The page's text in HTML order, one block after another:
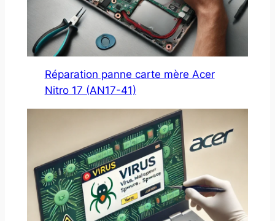
Réparation panne carte mère Acer
Nitro 17 (AN17-41)